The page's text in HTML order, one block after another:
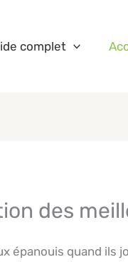
complet
des
épanouis quand ils